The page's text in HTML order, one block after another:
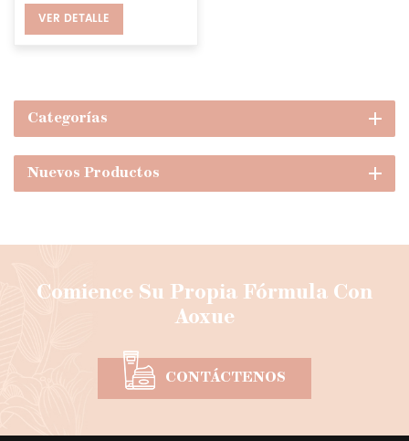
de caña de azúcar,
exfoliante para el
de karité
VER DETALLE
Categorías
Nuevos Productos
Comience Su Propia Fórmula Con
Aoxue
CONTÁCTENOS